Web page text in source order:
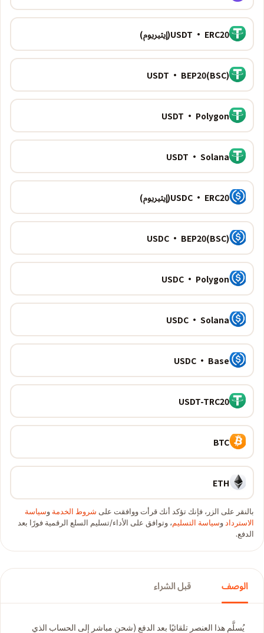
USDT · ERC20(إيثيريوم)
USDT · BEP20(BSC)
USDT · Polygon
USDT · Solana
USDC · ERC20(إيثيريوم)
USDC · BEP20(BSC)
USDC · Polygon
USDC · Solana
USDC · Base
USDT-TRC20
BTC
ETH
بالنقر على الزر، فإنك تؤكد أنك قرأت ووافقت على شروط الخدمة وسياسة
الاستردادوسياسة التسليم، وتوافق على الأداء/تسليم السلع الرقمية فورًا بعد
الدفع.
الوصف قبل الشراء
يُسلَّم هذا العنصر تلقائيًا بعد الدفع (شحن مباشر إلى الحساب الذي